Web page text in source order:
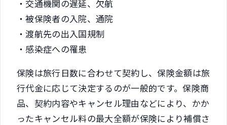
・交通機関の遅延、欠航
・被保険者の入院、通院
・渡航先の出入国規制
・感染症への罹患
保険は旅行日数に合わせて契約し、保険金額は旅
行代金に応じて決定するのが一般的です。保険商
品、契約内容やキャンセル理由などにより、かか
ったキャンセル料の最大全額が保険により補償さ